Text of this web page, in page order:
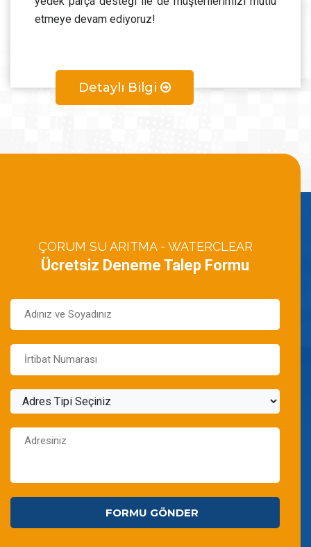
etmeye devam ediyoruz!
Detaylı Bilgi
ÇORUM SU ARITMA - WATERCLEAR
Ücretsiz Deneme Talep Formu